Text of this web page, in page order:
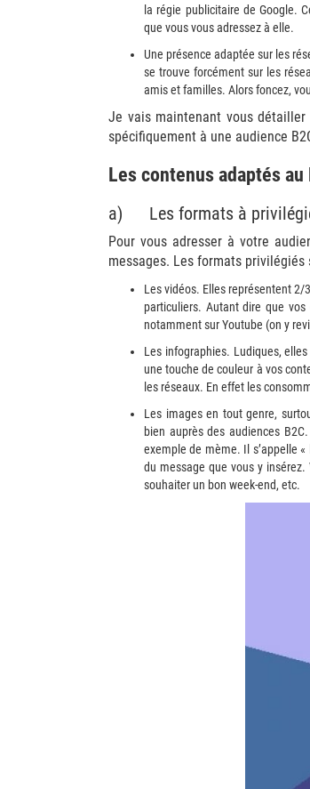
la régie publicitaire de Google.
que vous vous adressez à elle.
Une présence adaptée sur les
se trouve forcément sur les
amis et familles. Alors foncez,
Je vais maintenant vous
spécifiquement à une audience
Les contenus adaptés au
a) Les formats à
Pour vous adresser à votre
messages. Les formats privilégiés
Les vidéos. Elles représentent
particuliers. Autant dire que
notamment sur Youtube (on y
Les infographies. Ludiques,
une touche de couleur à vos
les réseaux. En effet les
Les images en tout genre,
bien auprès des audiences
exemple de mème. Il s’appelle
du message que vous y
souhaiter un bon week-end, etc.